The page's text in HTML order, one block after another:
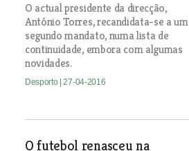
O actual presidente da direcção,
António Torres, recandidata-se a um
segundo mandato, numa lista de
continuidade, embora com algumas
novidades.
Desporto | 27-04-2016
O futebol renasceu na